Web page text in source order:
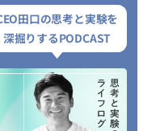
田口の思考と実験を
深掘りするPODCAST